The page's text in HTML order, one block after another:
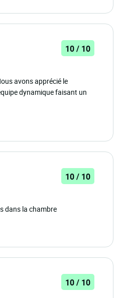
10 / 10
avons apprécié le
dynamique faisant un
10 / 10
dans la chambre
10 / 10